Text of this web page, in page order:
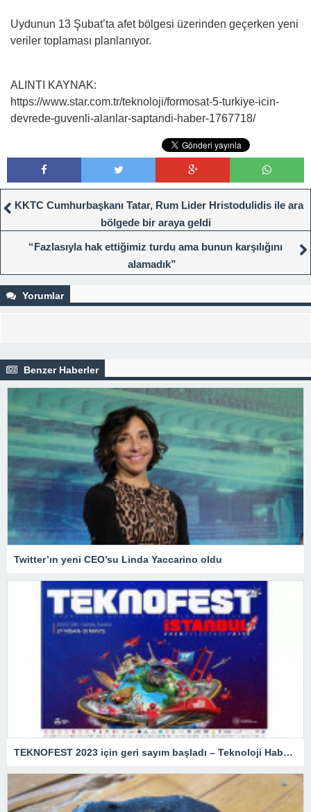
Uydunun 13 Şubat’ta afet bölgesi üzerinden geçerken yeni
veriler toplaması planlanıyor.
ALINTI KAYNAK:
https://www.star.com.tr/teknoloji/formosat-5-turkiye-icin-
devrede-guvenli-alanlar-saptandi-haber-1767718/
KKTC Cumhurbaşkanı Tatar, Rum Lider Hristodulidis ile ara
bölgede bir araya geldi
“Fazlasıyla hak ettiğimiz turdu ama bunun karşılığını
alamadık”
Yorumlar
Benzer Haberler
Twitter’ın yeni CEO’su Linda Yaccarino oldu
TEKNOFEST 2023 için geri sayım başladı – Teknoloji Haberleri